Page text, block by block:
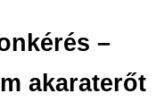
–
akaraterőt